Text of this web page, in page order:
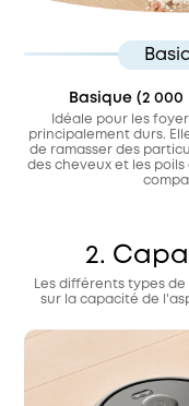
Basique (2 000
Idéale pour les
principalement durs.
de ramasser des
des cheveux et les
2.
Les différents types
sur la capacité de